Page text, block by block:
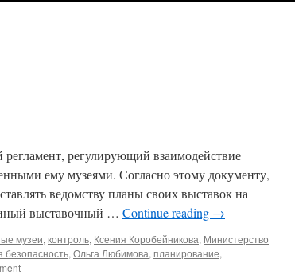
регулирующий взаимодействие
ему музеями. Согласно этому документу,
ведомству планы своих выставок на
выставочный … Continue reading →
музеи, контроль, Ксения Коробейникова, Министерство
безопасность, Ольга Любимова, планирование,